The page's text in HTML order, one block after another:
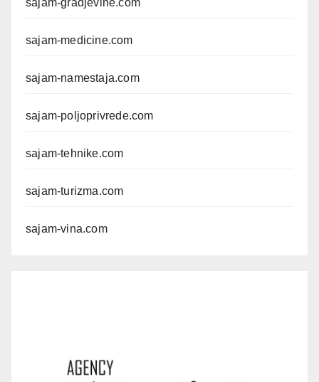
sajam-gradjevine.com
sajam-medicine.com
sajam-namestaja.com
sajam-poljoprivrede.com
sajam-tehnike.com
sajam-turizma.com
sajam-vina.com